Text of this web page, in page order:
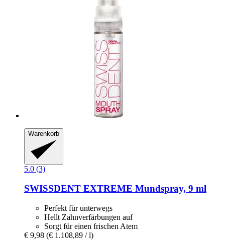
Warenkorb
5.0 (3)
SWISSDENT EXTREME Mundspray, 9 ml
Perfekt für unterwegs
Hellt Zahnverfärbungen auf
Sorgt für einen frischen Atem
€ 9,98 (€ 1.108,89 / l)